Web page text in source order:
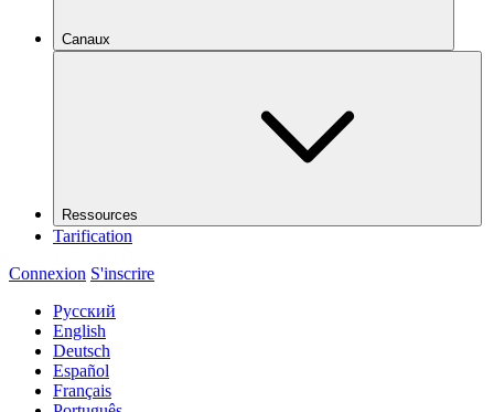
Canaux
Ressources
Tarification
Connexion S'inscrire
Русский
English
Deutsch
Español
Français